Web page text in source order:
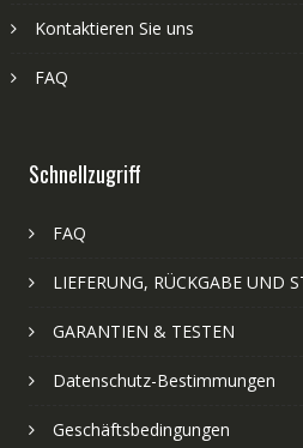
Kontaktieren Sie uns
FAQ
Schnellzugriff
FAQ
LIEFERUNG, RÜCKGABE UND
GARANTIEN & TESTEN
Datenschutz-Bestimmungen
Geschäftsbedingungen